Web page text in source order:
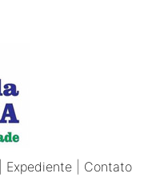
Expediente Contato